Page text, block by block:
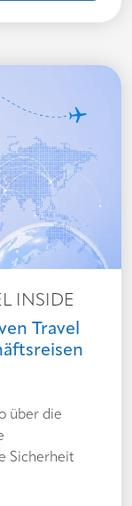
INSIDE
Travel
über die
Sicherheit